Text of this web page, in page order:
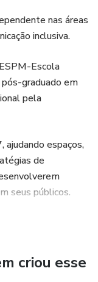
nas áreas
inclusiva.
Escola
graduado em
pela
espaços,
de
seus públicos.
Biblioteca
de formação
criou esse